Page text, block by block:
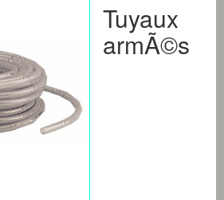
Tuyaux
armÃ©s